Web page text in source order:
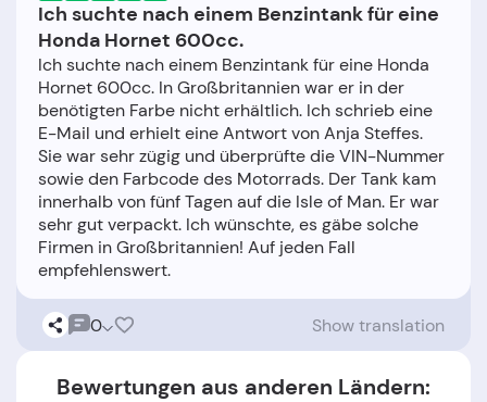
Ich suchte nach einem Benzintank für eine
Honda Hornet 600cc.
Ich suchte nach einem Benzintank für eine Honda
Hornet 600cc. In Großbritannien war er in der
benötigten Farbe nicht erhältlich. Ich schrieb eine
E-Mail und erhielt eine Antwort von Anja Steffes.
Sie war sehr zügig und überprüfte die VIN-Nummer
sowie den Farbcode des Motorrads. Der Tank kam
innerhalb von fünf Tagen auf die Isle of Man. Er war
sehr gut verpackt. Ich wünschte, es gäbe solche
Firmen in Großbritannien! Auf jeden Fall
0 Show translation
Bewertungen aus anderen Ländern: